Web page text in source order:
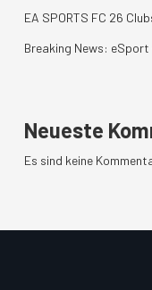
EA SPORTS FC 26
Breaking News:
Neueste
Es sind keine